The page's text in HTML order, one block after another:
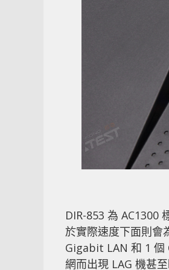
DIR-853 為 AC1300
於實際速度下面則會
Gigabit LAN 和 1 個
網而出現 LAG 機甚